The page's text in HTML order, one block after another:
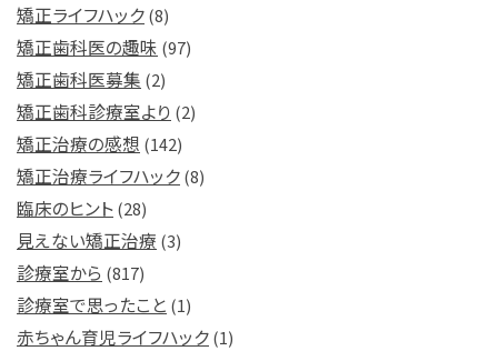
矯正ライフハック(8)
矯正歯科医の趣味 (97)
矯正歯科医募集 (2)
矯正歯科診療室より (2)
矯正治療の感想 (142)
矯正治療ライフハック(8)
臨床のヒント(28)
見えない矯正治療 (3)
診療室から (817)
診療室で思ったこと (1)
赤ちゃん育児ライフハック(1)